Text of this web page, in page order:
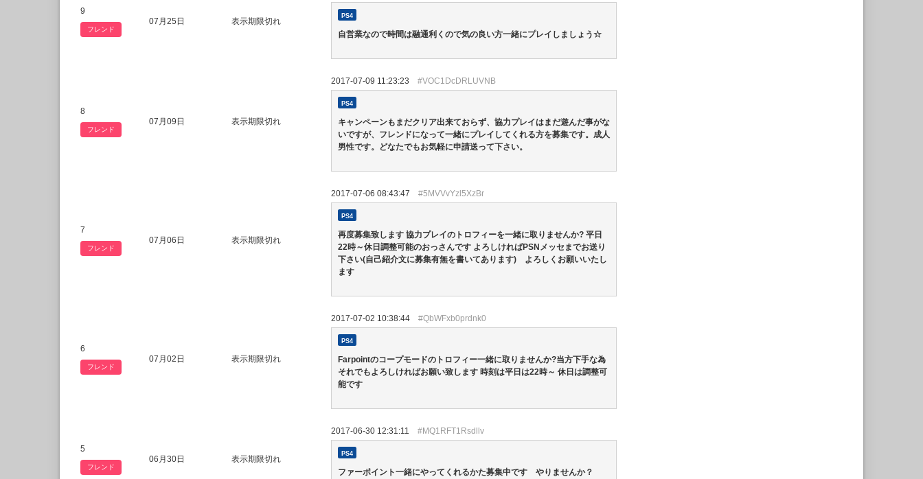
9
フレンド
07月25日 表示期限切れ
PS4
自営業なので時間は融通利くので気の良い方一緒にプレイしましょう☆
8
フレンド
07月09日 表示期限切れ
2017-07-09 11:23:23 #VOC1DcDRLUVNB
PS4
キャンペーンもまだクリア出来ておらず、協力プレイはまだ遊んだ事がな
いですが、フレンドになって一緒にプレイしてくれる方を募集です。成人
男性です。どなたでもお気軽に申請送って下さい。
7
フレンド
07月06日 表示期限切れ
2017-07-06 08:43:47 #5MVVvYzl5XzBr
PS4
再度募集致します 協力プレイのトロフィーを一緒に取りませんか? 平日
22時～休日調整可能のおっさんです よろしければPSNメッセまでお送り
下さい(自己紹介文に募集有無を書いてあります) よろしくお願いいたし
ます
6
フレンド
07月02日 表示期限切れ
2017-07-02 10:38:44 #QbWFxb0prdnk0
PS4
Farpointのコープモードのトロフィー一緒に取りませんか?当方下手な為
それでもよろしければお願い致します 時刻は平日は22時～ 休日は調整可
能です
5
フレンド
06月30日 表示期限切れ
2017-06-30 12:31:11 #MQ1RFT1Rsdllv
PS4
ファーポイント一緒にやってくれるかた募集中です やりませんか？